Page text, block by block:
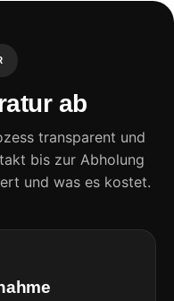
ab
transparent und
bis zur Abholung
und was es kostet.